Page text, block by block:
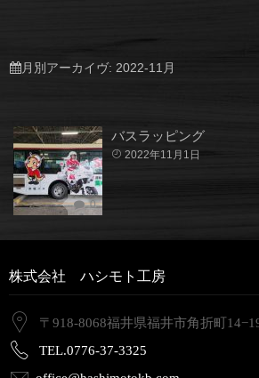
月別アーカイヴ: 2022-11月
0
バスラッピング
2022年11月1日
株式会社 ハシモト工房
〒918-8068福井県福井市角折町
TEL.0776-37-3325